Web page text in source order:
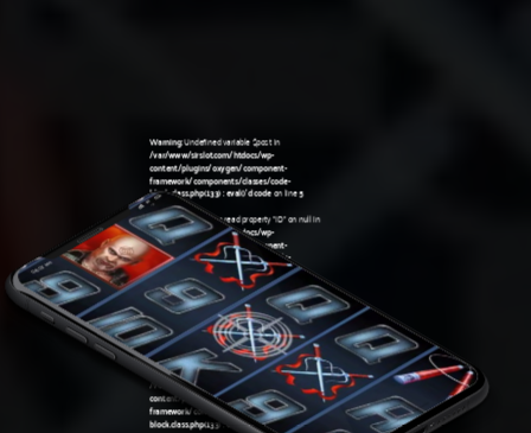
Warning: Undefined variable $post in
/var/www/sirslot.com/htdocs/wp-
content/plugins/oxygen/component-
framework/components/classes/code-
block.class.php(133) : eval()'d codeon line5
Warning: Attempt to read property "ID" on null in
/var/www/sirslot.com/htdocs/wp-
content/plugins/oxygen/component-
framework/components/classes/code-
block.class.php(133) : eval()'d codeon line5
Warning: Undefined variable $post in
/var/www/sirslot.com/htdocs/wp-
content/plugins/oxygen/component-
framework/components/classes/code-
block.class.php(133) : eval()'d codeon line7
Warning: Attempt to read property "ID" on null in
/var/www/sirslot.com/htdocs/wp-
content/plugins/oxygen/component-
framework/components/classes/code-
block.class.php(133) : eval()'d codeon line7
08:07 am